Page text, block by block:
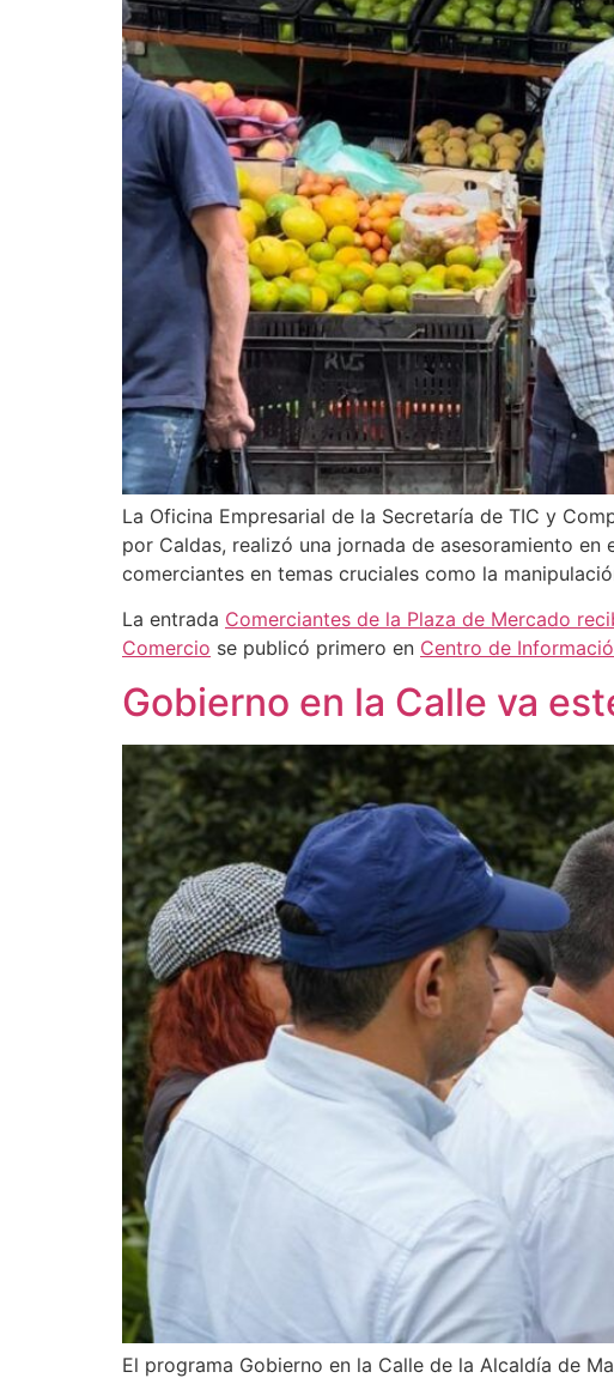
La Oficina Empresarial de la Secretaría de TIC y
por Caldas, realizó una jornada de asesoramiento
comerciantes en temas cruciales como la
La entrada Comerciantes de la Plaza de Mercado
Comercio se publicó primero en Centro de
Gobierno en la Calle va
El programa Gobierno en la Calle de la Alcaldía de